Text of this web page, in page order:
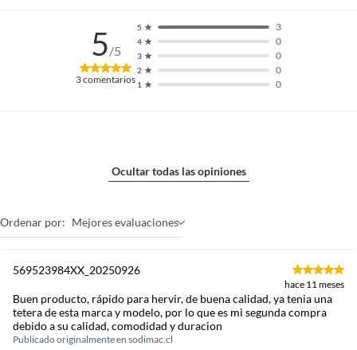
5/5
3comentarios 1 0
2 0
3 0
4 0
5 3
Ocultar todas las opiniones
Ordenar por: Mejores evaluaciones
569523984XX_20250926
hace 11 meses
Buen producto, rápido para hervir, de buena calidad, ya tenia una
tetera de esta marca y modelo, por lo que es mi segunda compra
debido a su calidad, comodidad y duracion
Publicado originalmente en sodimac.cl